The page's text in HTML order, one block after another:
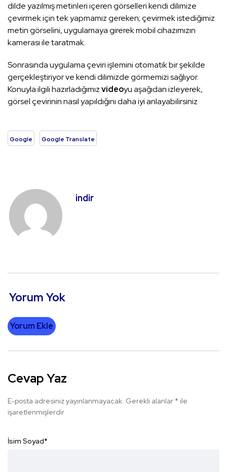
dilde yazılmış metinleri içeren görselleri kendi dilimize
çevirmek için tek yapmamız gereken; çevirmek istediğimiz
metin görselini, uygulamaya girerek mobil cihazımızın
kamerası ile taratmak.
Sonrasında uygulama çeviri işlemini otomatik bir şekilde
gerçekleştiriyor ve kendi dilimizde görmemizi sağlıyor.
Konuyla ilgili hazırladığımızvideoyu aşağıdan izleyerek,
görsel çevirinin nasıl yapıldığını daha iyi anlayabilirsiniz
Google Google Translate
indir
Yorum Yok
Yorum Ekle
Cevap Yaz
E-posta adresiniz yayınlanmayacak. Gerekli alanlar * ile
işaretlenmişlerdir
İsim Soyad*